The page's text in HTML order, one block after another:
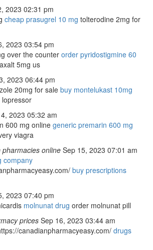
2023 02:31 pm
cheap prasugrel 10 mg tolterodine 2mg for
2023 03:54 pm
over the counter order pyridostigmine 60
5mg us
2023 06:44 pm
20mg for salebuy montelukast 10mg
2023 05:32 am
600 mg online generic premarin 600 mg
viagra
online Sep 15, 2023 07:01 am
company
buy prescriptions
2023 07:40 pm
molnunat drug order molnunat pill
prices Sep 16, 2023 03:44 am
canadianpharmacyeasy.com/ drugs